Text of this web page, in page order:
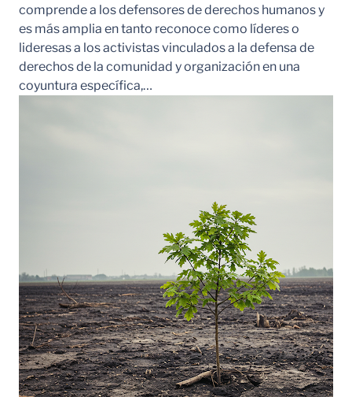
comprende a los defensores de derechos humanos y
es más amplia en tanto reconoce como líderes o
lideresas a los activistas vinculados a la defensa de
derechos de la comunidad y organización en una
coyuntura específica,…